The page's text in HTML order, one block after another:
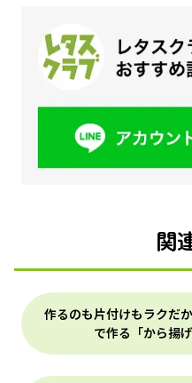
関
作るのも片付けもラクだ
で作る「から揚